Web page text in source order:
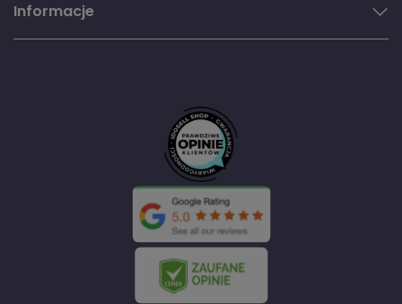
Informacje